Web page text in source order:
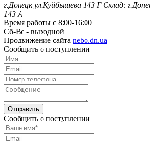
г.Донецк ул.Куйбышева 143 Г Склад:
143 А
Время работы с 8:00-16:00
Сб-Вс - выходной
Продвижение сайта nebo.dn.ua
Сообщить о поступлении
Отправить
Сообщить о поступлении